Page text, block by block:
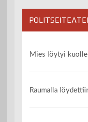
Mies löytyi
Raumalla